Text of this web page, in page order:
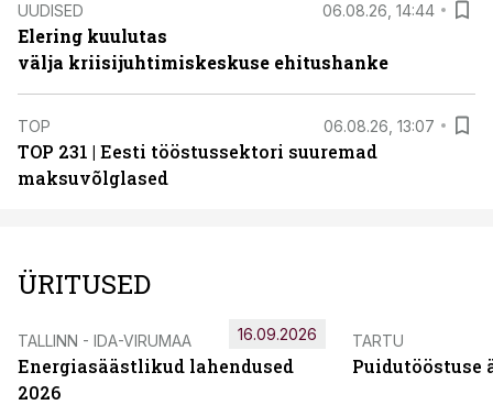
UUDISED 06.08.26, 14:44
Elering kuulutas
välja kriisijuhtimiskeskuse ehitushanke
TOP 06.08.26, 13:07
TOP 231 | Eesti tööstussektori suuremad
maksuvõlglased
ÜRITUSED
TALLINN - IDA-VIRUMAA
Energiasäästlikud lahendused
2026
16.09.2026 TARTU
Puidutööstuse